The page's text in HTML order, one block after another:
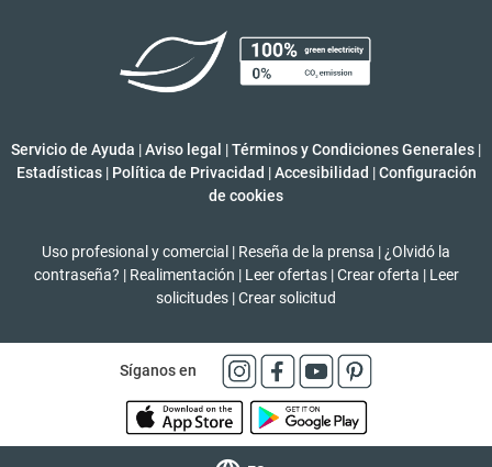
Servicio de Ayuda |Aviso legal |Términos y Condiciones Generales |
Estadísticas | Política de Privacidad | Accesibilidad | Configuración
de cookies
Uso profesional y comercial | Reseña de la prensa | ¿Olvidó la
contraseña? | Realimentación | Leer ofertas | Crear oferta | Leer
solicitudes |Crear solicitud
Síganos en